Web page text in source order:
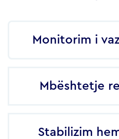
Monitorim i
Mbështetje
Stabilizim